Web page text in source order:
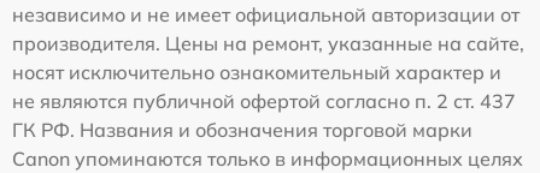
независимо и не имеет официальной авторизации от
производителя. Цены на ремонт, указанные на сайте,
носят исключительно ознакомительный характер и
не являются публичной офертой согласно п. 2 ст. 437
ГК РФ. Названия и обозначения торговой марки
Canon упоминаются только в информационных целях